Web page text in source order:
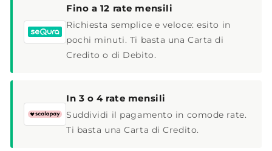
Fino a 12 rate mensili
Richiesta semplice e veloce: esito in
pochi minuti. Ti basta una Carta di
Credito o di Debito.
In 3 o 4 rate mensili
Suddividi il pagamento in comode rate.
Ti basta una Carta di Credito.